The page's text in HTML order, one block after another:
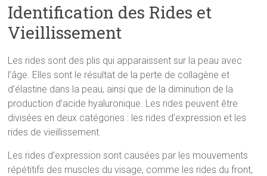
Identification des Rides et
Vieillissement
Les rides sont des plis qui apparaissent sur la peau avec
l’âge. Elles sont le résultat de la perte de collagène et
d’élastine dans la peau, ainsi que de la diminution de la
production d’acide hyaluronique. Les rides peuvent être
divisées en deux catégories : les rides d’expression et les
rides de vieillissement.
Les rides d’expression sont causées par les mouvements
répétitifs des muscles du visage, comme les rides du front,